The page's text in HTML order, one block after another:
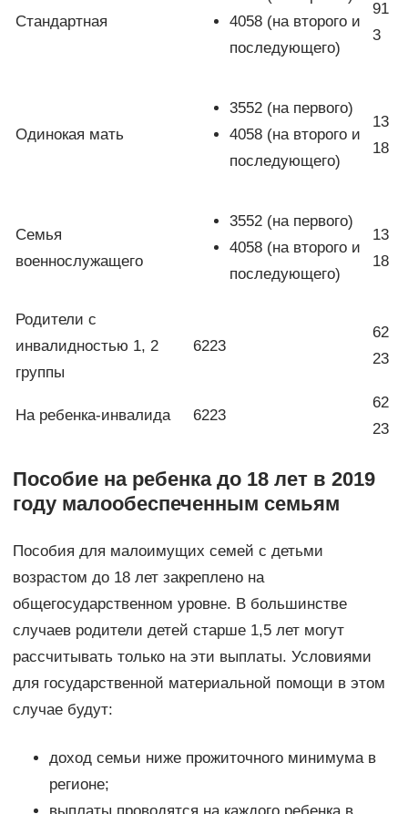
Стандартная
4058 (на второго и
последующего)
91
3
Одинокая мать
3552 (на первого)
4058 (на второго и
последующего)
13
18
Семья
военнослужащего
3552 (на первого)
4058 (на второго и
последующего)
13
18
Родители с
инвалидностью 1, 2
группы
6223
62
23
На ребенка-инвалида 6223
62
23
Пособие на ребенка до 18 лет в 2019
году малообеспеченным семьям
Пособия для малоимущих семей с детьми
возрастом до 18 лет закреплено на
общегосударственном уровне. В большинстве
случаев родители детей старше 1,5 лет могут
рассчитывать только на эти выплаты. Условиями
для государственной материальной помощи в этом
случае будут:
доход семьи ниже прожиточного минимума в
регионе;